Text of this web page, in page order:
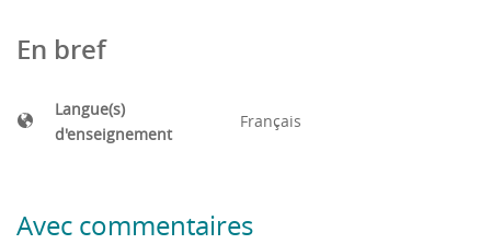
En bref
Langue(s)
d'enseignement
Français
Avec commentaires